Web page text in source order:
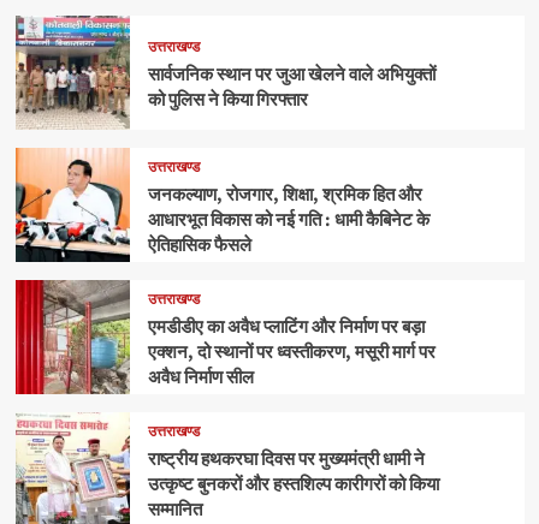
उत्तराखण्ड
सार्वजनिक स्थान पर जुआ खेलने वाले अभियुक्तों
को पुलिस ने किया गिरफ्तार
उत्तराखण्ड
जनकल्याण, रोजगार, शिक्षा, श्रमिक हित और
आधारभूत विकास को नई गति : धामी कैबिनेट के
ऐतिहासिक फैसले
उत्तराखण्ड
एमडीडीए का अवैध प्लाटिंग और निर्माण पर बड़ा
एक्शन, दो स्थानों पर ध्वस्तीकरण, मसूरी मार्ग पर
अवैध निर्माण सील
उत्तराखण्ड
राष्ट्रीय हथकरघा दिवस पर मुख्यमंत्री धामी ने
उत्कृष्ट बुनकरों और हस्तशिल्प कारीगरों को किया
सम्मानित